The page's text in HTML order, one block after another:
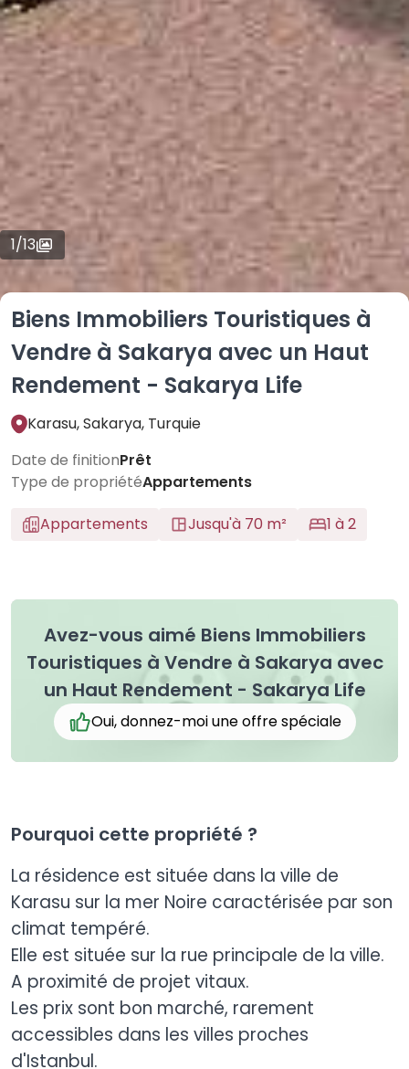
1/13
Biens Immobiliers Touristiques à
Vendre à Sakarya avec un Haut
Rendement - Sakarya Life
Karasu, Sakarya, Turquie
Date de finitionPrêt
Type de propriétéAppartements
Appartements
Jusqu'à 70 m² 1 à 2
Avez-vous aimé Biens Immobiliers
Touristiques à Vendre à Sakarya avec
un Haut Rendement - Sakarya Life
Oui, donnez-moi une offre spéciale
Pourquoi cette propriété ?
La résidence est située dans la ville de
Karasu sur la mer Noire caractérisée par son
climat tempéré.
Elle est située sur la rue principale de la ville.
A proximité de projet vitaux.
Les prix sont bon marché, rarement
accessibles dans les villes proches
d'Istanbul.